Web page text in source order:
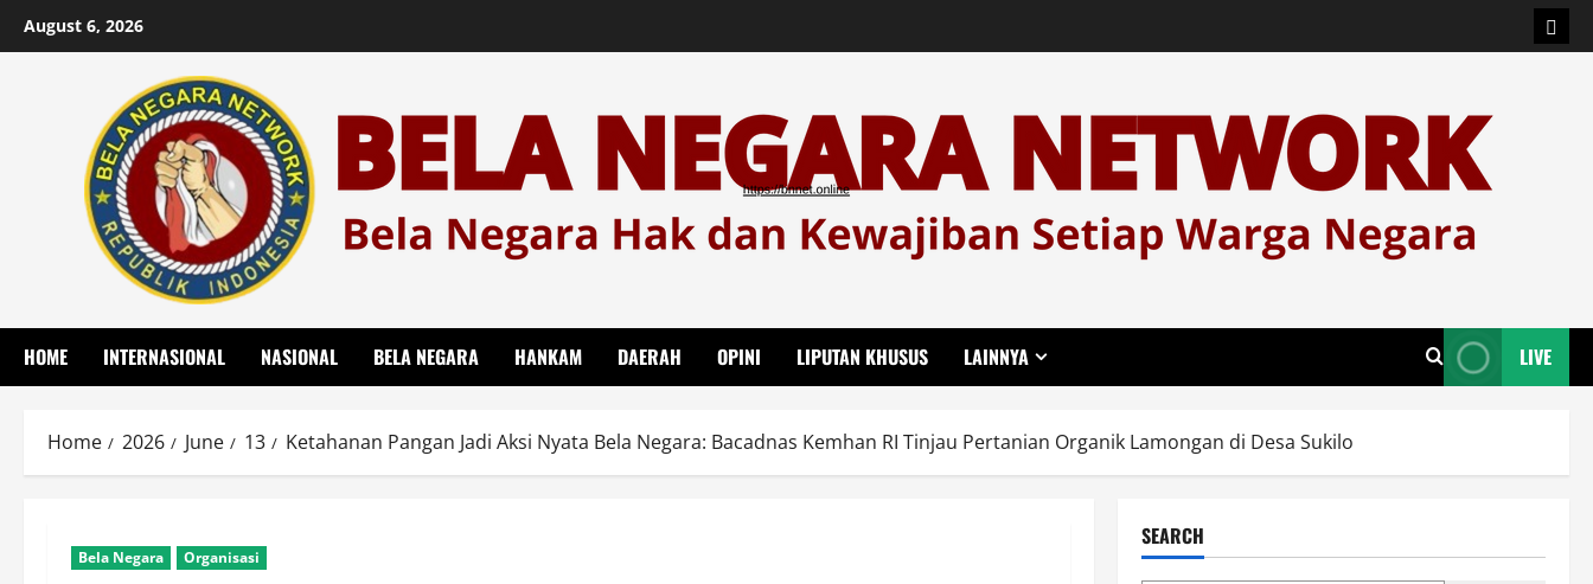
August 6, 2026
HOME INTERNASIONAL NASIONAL BELA NEGARA HANKAM DAERAH OPINI LIPUTAN KHUSUS LAINNYA LIVE
Home 2026 June 13 Ketahanan Pangan Jadi Aksi Nyata Bela Negara: Bacadnas Kemhan RI Tinjau Pertanian Organik Lamongan di Desa Sukilo
Bela Negara Organisasi
SEARCH